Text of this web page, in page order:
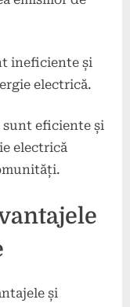
ineficiente și
electrică.
sunt eficiente și
electrică
și